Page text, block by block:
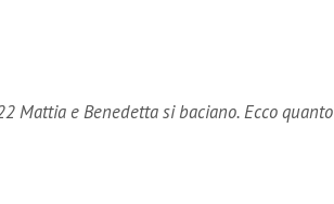
Mattia e Benedetta si baciano. Ecco quanto